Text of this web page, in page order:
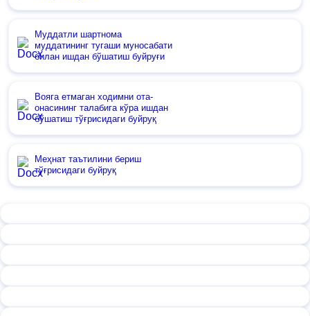
Муддатли шартнома
муддатининг тугаши муносабати
билан ишдан бўшатиш буйруғи
Вояга етмаган ходимни ота-
онасининг талабига кўра ишдан
бўшатиш тўғрисидаги буйруқ
Меҳнат таътилини бериш
тўғрисидаги буйруқ